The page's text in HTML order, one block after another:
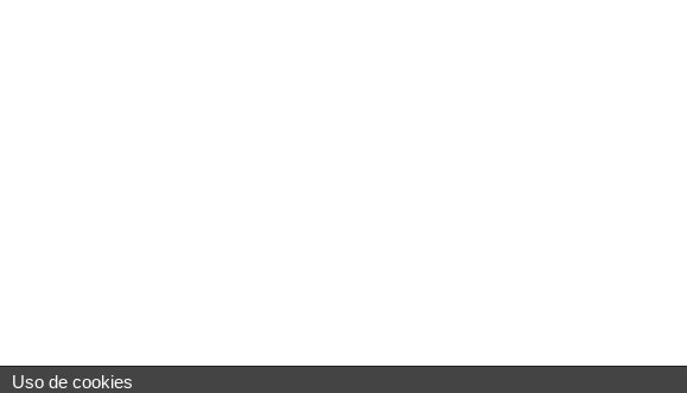
Uso de cookies